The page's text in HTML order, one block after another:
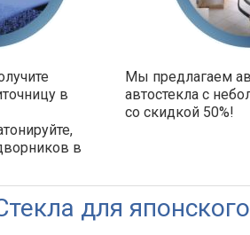
в
в
Мы предлагаем
автостекла с
со скидкой 50%!
для